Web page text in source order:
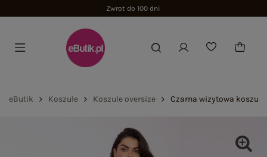
Zwrot do 100 dni
eButik Koszule Koszule oversize Czarna wizytowa